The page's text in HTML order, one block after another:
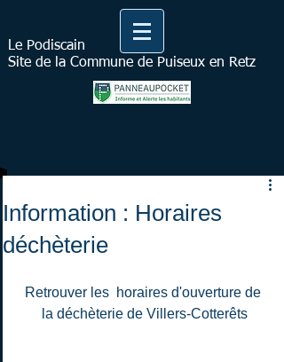
Le Podiscain
Site de la Commune de Puiseux en Retz
Information : Horaires
déchèterie
Retrouver les  horaires d'ouverture de
la déchèterie de Villers-Cotterêts